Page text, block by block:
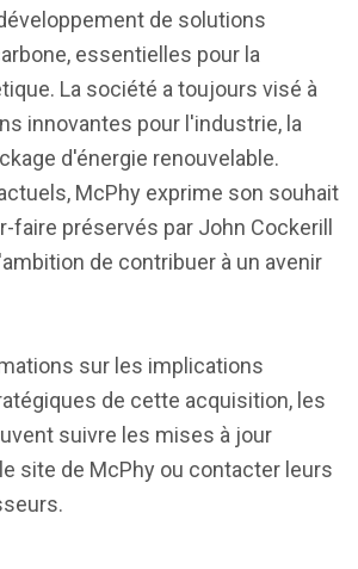
de solutions
essentielles pour la
La société a toujours visé à
innovantes pour l'industrie, la
d'énergie renouvelable.
McPhy exprime son souhait
faire préservés par John Cockerill
de contribuer à un avenir
sur les implications
de cette acquisition, les
suivre les mises à jour
site de McPhy ou contacter leurs